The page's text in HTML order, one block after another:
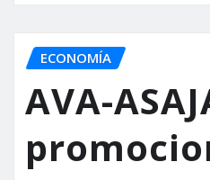
ECONOMÍA
AVA-